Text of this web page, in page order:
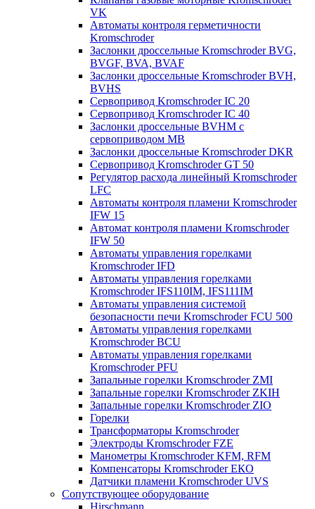
VK
Автоматы контроля герметичности
Kromschroder
Заслонки дроссельные Kromschroder BVG,
BVGF, BVA, BVAF
Заслонки дроссельные Kromschroder BVH,
BVHS
Сервопривод Kromschroder IC 20
Сервопривод Kromschroder IC 40
Заслонки дроссельные BVHM с
сервоприводом МВ
Заслонки дроссельные Kromschroder DKR
Cервопривод Kromschroder GT 50
Регулятор расхода линейный Kromschroder
LFC
Автоматы контроля пламени Kromschroder
IFW 15
Автомат контроля пламени Kromschroder
IFW 50
Автоматы управления горелками
Kromschroder IFD
Автоматы управления горелками
Kromschroder IFS110IM, IFS111IM
Автоматы управления системой
безопасности печи Kromschroder FCU 500
Автоматы управления горелками
Kromschroder BCU
Автоматы управления горелками
Kromschroder PFU
Запальные горелки Kromschroder ZМI
Запальные горелки Kromschroder ZKIH
Запальные горелки Kromschroder ZIO
Горелки
Трансформаторы Kromschroder
Электроды Kromschroder FZE
Манометры Kromschroder KFM, RFM
Компенсаторы Kromschroder ЕКО
Датчики пламени Kromschroder UVS
Сопутствующее оборудование
Hirschmann